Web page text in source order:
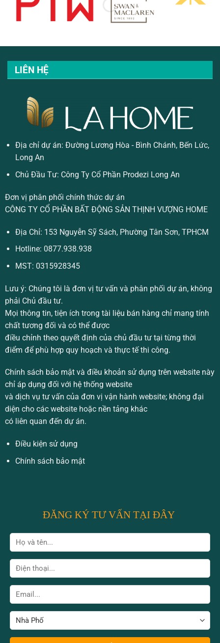
LIÊN HỆ
Địa chỉ dự án: Đường Lương Hòa - Bình Chánh, Bến Lức,
Long An
Chủ Đầu Tư: Công Ty Cổ Phần Prodezi Long An
Đơn vị phân phối chính thức dự án
CÔNG TY CỔ PHẦN BẤT ĐỘNG SẢN THỊNH VƯỢNG HOME
Địa Chỉ: 153 Nguyễn Sỹ Sách, Phường Tân Sơn, TPHCM
Hotline: 0877.938.938
MST: 0315928345
Lưu ý: Chúng tôi là đơn vị tư vấn và phân phối dự án, không
phải Chủ đầu tư.
Mọi thông tin, tiện ích trong tài liệu bán hàng chỉ mang tính
chất tương đối và có thể được
điều chỉnh theo quyết định của chủ đầu tư tại từng thời
điểm để phù hợp quy hoạch và thực tế thi công.
Chính sách bảo mật và điều khoản sử dụng trên website này
chỉ áp dụng đối với hệ thống website
và dịch vụ tư vấn của đơn vị vận hành website; không đại
diện cho các website hoặc nền tảng khác
có liên quan đến dự án.
Điều kiện sử dụng
Chính sách bảo mật
ĐĂNG KÝ TƯ VẤN TẠI ĐÂY